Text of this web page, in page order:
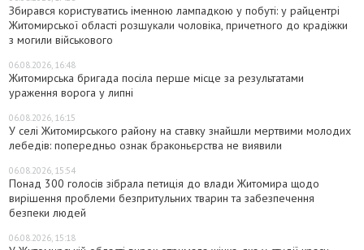
Збирався користуватись іменною лампадкою у побуті: у райцентрі
Житомирської області розшукали чоловіка, причетного до крадіжки
з могили військового
06.08.2026, 16:48
Житомирська бригада посіла перше місце за результатами
ураження ворога у липні
06.08.2026, 16:15
У селі Житомирського району на ставку знайшли мертвими молодих
лебедів: попередньо ознак браконьєрства не виявили
06.08.2026, 15:54
Понад 300 голосів зібрала петиція до влади Житомира щодо
вирішення проблеми безпритульних тварин та забезпечення
безпеки людей
06.08.2026, 15:18